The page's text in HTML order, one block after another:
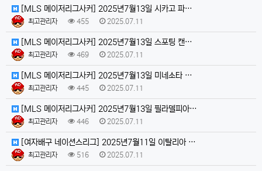
[MLS 메이저리그사커] 2025년7월13일 시카고 파…
최고관리자 455 2025.07.11
[MLS 메이저리그사커] 2025년7월13일 스포팅 캔…
최고관리자 469 2025.07.11
[MLS 메이저리그사커] 2025년7월13일 미네소타 …
최고관리자 445 2025.07.11
[MLS 메이저리그사커] 2025년7월13일 필라델피아…
최고관리자 446 2025.07.11
[여자배구 네이션스리그] 2025년7월11일 이탈리아 …
최고관리자 516 2025.07.11